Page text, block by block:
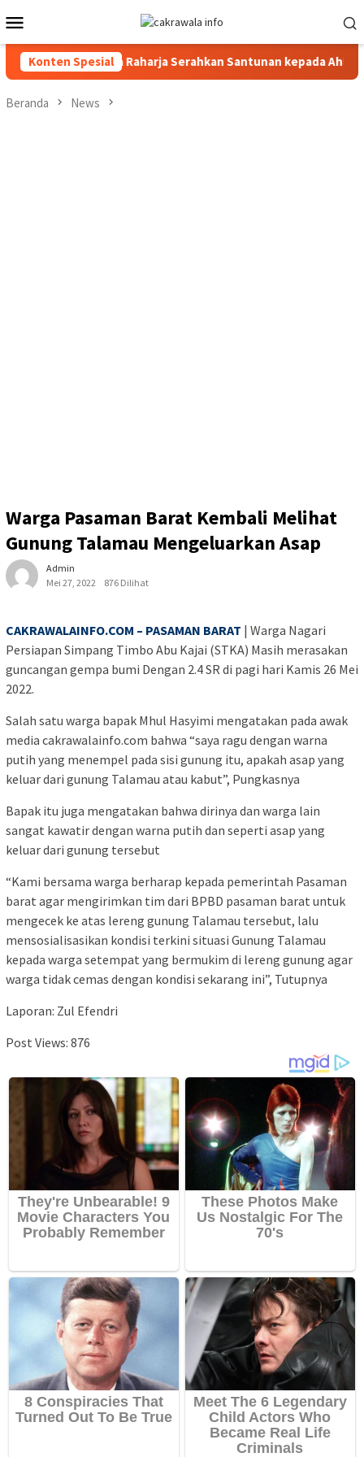
ke
kontenMobile
Konten Spesial
Jasa Raharja Serahkan Santunan kepada Ahli Waris
Beranda News
Warga Pasaman Barat Kembali Melihat
Gunung Talamau Mengeluarkan Asap
Admin
Mei 27, 2022
876 Dilihat
CAKRAWALAINFO.COM – PASAMAN BARAT | Warga Nagari
Persiapan Simpang Timbo Abu Kajai (STKA) Masih merasakan
guncangan gempa bumi Dengan 2.4 SR di pagi hari Kamis 26 Mei
2022.
Salah satu warga bapak Mhul Hasyimi mengatakan pada awak
media cakrawalainfo.com bahwa “saya ragu dengan warna
putih yang menempel pada sisi gunung itu, apakah asap yang
keluar dari gunung Talamau atau kabut”, Pungkasnya
Bapak itu juga mengatakan bahwa dirinya dan warga lain
sangat kawatir dengan warna putih dan seperti asap yang
keluar dari gunung tersebut
“Kami bersama warga berharap kepada pemerintah Pasaman
barat agar mengirimkan tim dari BPBD pasaman barat untuk
mengecek ke atas lereng gunung Talamau tersebut, lalu
mensosialisasikan kondisi terkini situasi Gunung Talamau
kepada warga setempat yang bermukim di lereng gunung agar
warga tidak cemas dengan kondisi sekarang ini”, Tutupnya
Laporan: Zul Efendri
Post Views: 876